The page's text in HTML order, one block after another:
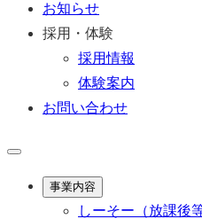
お知らせ
採用・体験
採用情報
体験案内
お問い合わせ
事業内容
しーそー （放課後